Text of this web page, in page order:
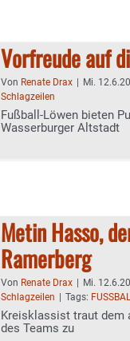
Vorfreude auf
Von Renate Drax Mi.
Schlagzeilen
Fußball-Löwen bieten
Wasserburger Altstadt
Metin Hasso,
Ramerberg
Von Renate Drax Mi.
Schlagzeilen
Tags:
Kreisklassist traut dem
des Teams zu